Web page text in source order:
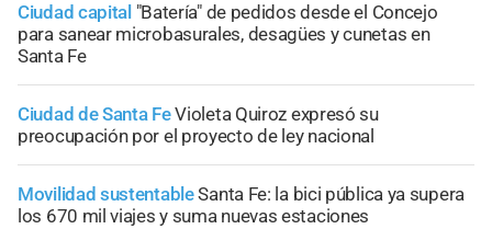
Ciudad capital "Batería" de pedidos desde el Concejo
para sanear microbasurales, desagües y cunetas en
Santa Fe
Ciudad de Santa FeVioleta Quiroz expresó su
preocupación por el proyecto de ley nacional
Movilidad sustentableSanta Fe: la bici pública ya supera
los 670 mil viajes y suma nuevas estaciones